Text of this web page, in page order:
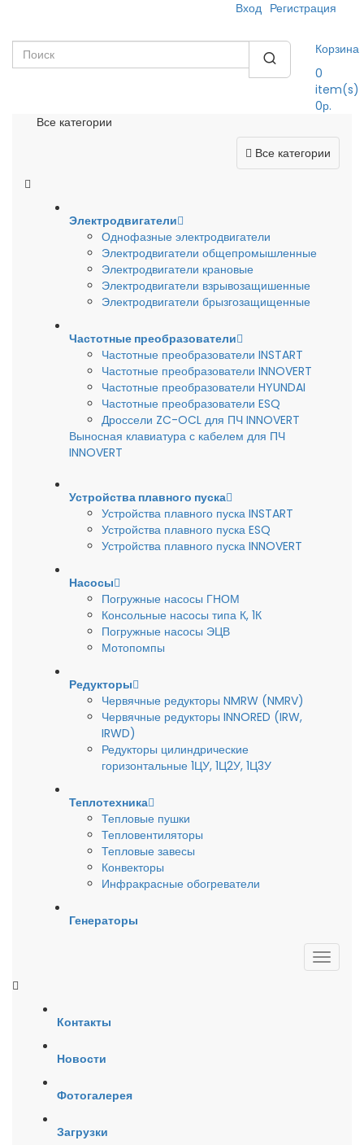
Вход Регистрация
Корзина
0
item(s)
0р.
Все категории
Все категории
Электродвигатели
Однофазные электродвигатели
Электродвигатели общепромышленные
Электродвигатели крановые
Электродвигатели взрывозащишенные
Электродвигатели брызгозащищенные
Частотные преобразователи
Частотные преобразователи INSTART
Частотные преобразователи INNOVERT
Частотные преобразователи HYUNDAI
Частотные преобразователи ESQ
Дроссели ZC-OCL для ПЧ INNOVERT
Выносная клавиатура с кабелем для ПЧ
INNOVERT
Устройства плавного пуска
Устройства плавного пуска INSTART
Устройства плавного пуска ESQ
Устройства плавного пуска INNOVERT
Насосы
Погружные насосы ГНОМ
Консольные насосы типа К, 1К
Погружные насосы ЭЦВ
Мотопомпы
Редукторы
Червячные редукторы NMRW (NMRV)
Червячные редукторы INNORED (IRW,
IRWD)
Редукторы цилиндрические
горизонтальные 1ЦУ, 1Ц2У, 1Ц3У
Теплотехника
Тепловые пушки
Тепловентиляторы
Тепловые завесы
Конвекторы
Инфракрасные обогреватели
Генераторы
Контакты
Новости
Фотогалерея
Загрузки